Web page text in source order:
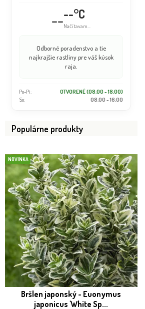
----°C
Načítavam...
Odborné poradenstvo a tie
najkrajšie rastliny pre váš kúsok
raja.
Po-Pi:
OTVORENÉ (08:00 - 18:00)
So:
08:00 - 16:00
Populárne produkty
NOVINKA
Bršlen japonský - Euonymus
japonicus 'White Sp...